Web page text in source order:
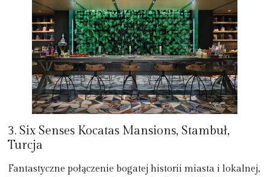
3. Six Senses Kocatas Mansions, Stambuł,
Turcja
Fantastyczne połączenie bogatej historii miasta i lokalnej,